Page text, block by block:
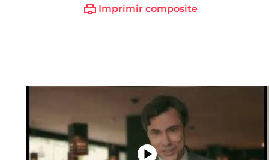
Imprimir composite